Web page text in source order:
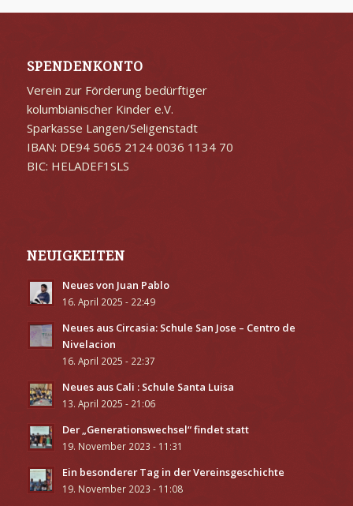
SPENDENKONTO
Verein zur Förderung bedürftiger
kolumbianischer Kinder e.V.
Sparkasse Langen/Seligenstadt
IBAN: DE94 5065 2124 0036 1134 70
BIC: HELADEF1SLS
NEUIGKEITEN
Neues von Juan Pablo
16. April 2025 - 22:49
Neues aus Circasia: Schule San Jose – Centro de
Nivelacion
16. April 2025 - 22:37
Neues aus Cali : Schule Santa Luisa
13. April 2025 - 21:06
Der „Generationswechsel“ findet statt
19. November 2023 - 11:31
Ein besonderer Tag in der Vereinsgeschichte
19. November 2023 - 11:08